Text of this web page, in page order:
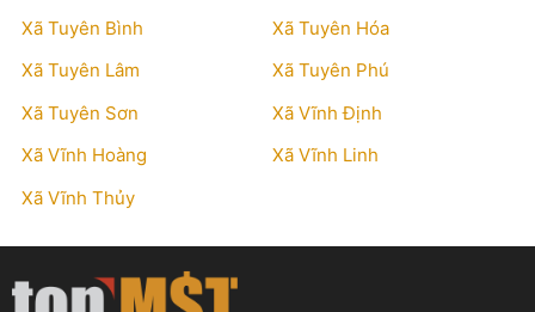
Xã Tuyên Bình
Xã Tuyên Hóa
Xã Tuyên Lâm
Xã Tuyên Phú
Xã Tuyên Sơn
Xã Vĩnh Định
Xã Vĩnh Hoàng
Xã Vĩnh Linh
Xã Vĩnh Thủy